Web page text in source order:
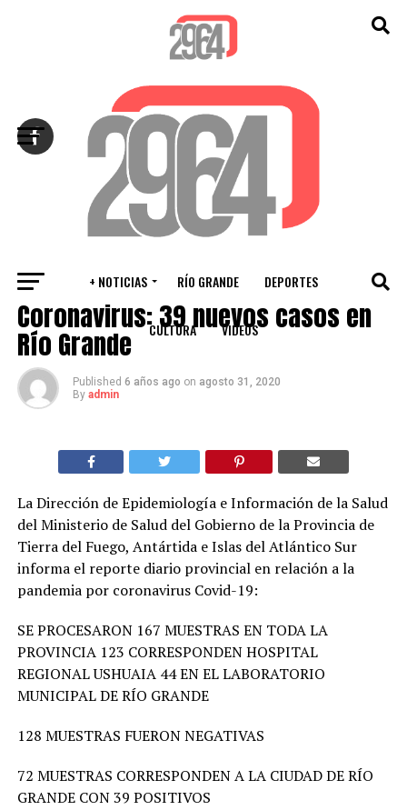
+ NOTICIAS RÍO GRANDE DEPORTES
CULTURA VIDEOS
VARIOS
Coronavirus: 39 nuevos casos en
Río Grande
Published 6 años ago on agosto 31, 2020
By admin
La Dirección de Epidemiología e Información de la Salud
del Ministerio de Salud del Gobierno de la Provincia de
Tierra del Fuego, Antártida e Islas del Atlántico Sur
informa el reporte diario provincial en relación a la
pandemia por coronavirus Covid-19:
SE PROCESARON 167 MUESTRAS EN TODA LA
PROVINCIA 123 CORRESPONDEN HOSPITAL
REGIONAL USHUAIA 44 EN EL LABORATORIO
MUNICIPAL DE RÍO GRANDE
128 MUESTRAS FUERON NEGATIVAS
72 MUESTRAS CORRESPONDEN A LA CIUDAD DE RÍO
GRANDE CON 39 POSITIVOS
Salir de la versión móvil